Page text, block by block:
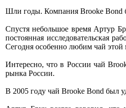
Шли годы. Компания Brooke Bond
Спустя небольшое время Артур
постоянная исследовательская
Сегодня особенно любим чай этой
Интересно, что в России чай
рынка России.
В 2005 году чай Brooke Bond был